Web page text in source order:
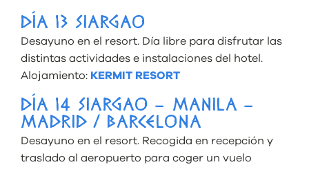
DÍA 13 SIARGAO
Desayuno en el resort. Día libre para disfrutar las
distintas actividades e instalaciones del hotel.
Alojamiento: KERMIT RESORT
DÍA 14 SIARGAO – MANILA –
MADRID / BARCELONA
Desayuno en el resort. Recogida en recepción y
traslado al aeropuerto para coger un vuelo